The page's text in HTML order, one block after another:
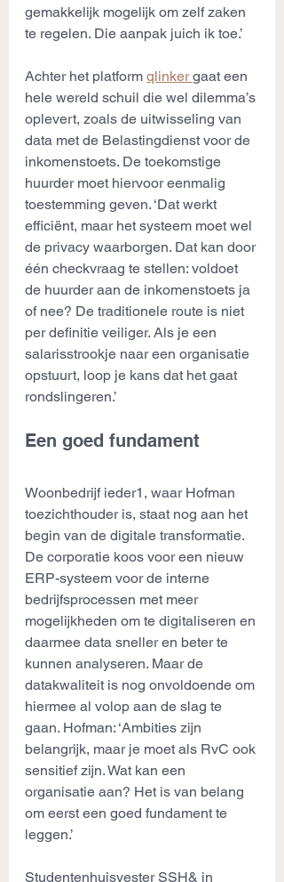
gemakkelijk mogelijk om zelf zaken
te regelen. Die aanpak juich ik toe.’
Achter het platform qlinker gaat een
hele wereld schuil die wel dilemma’s
oplevert, zoals de uitwisseling van
data met de Belastingdienst voor de
inkomenstoets. De toekomstige
huurder moet hiervoor eenmalig
toestemming geven. ‘Dat werkt
efficiënt, maar het systeem moet wel
de privacy waarborgen. Dat kan door
één checkvraag te stellen: voldoet
de huurder aan de inkomenstoets ja
of nee? De traditionele route is niet
per definitie veiliger. Als je een
salarisstrookje naar een organisatie
opstuurt, loop je kans dat het gaat
rondslingeren.’
Een goed fundament
Woonbedrijf ieder1, waar Hofman
toezichthouder is, staat nog aan het
begin van de digitale transformatie.
De corporatie koos voor een nieuw
ERP-systeem voor de interne
bedrijfsprocessen met meer
mogelijkheden om te digitaliseren en
daarmee data sneller en beter te
kunnen analyseren. Maar de
datakwaliteit is nog onvoldoende om
hiermee al volop aan de slag te
gaan. Hofman: ‘Ambities zijn
belangrijk, maar je moet als RvC ook
sensitief zijn. Wat kan een
organisatie aan? Het is van belang
om eerst een goed fundament te
leggen.’
Studentenhuisvester SSH& in